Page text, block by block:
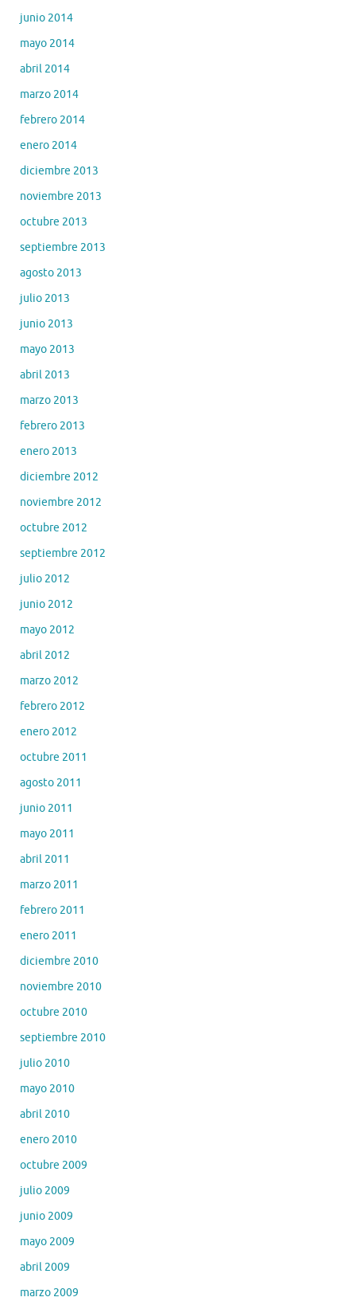
junio 2014
mayo 2014
abril 2014
marzo 2014
febrero 2014
enero 2014
diciembre 2013
noviembre 2013
octubre 2013
septiembre 2013
agosto 2013
julio 2013
junio 2013
mayo 2013
abril 2013
marzo 2013
febrero 2013
enero 2013
diciembre 2012
noviembre 2012
octubre 2012
septiembre 2012
julio 2012
junio 2012
mayo 2012
abril 2012
marzo 2012
febrero 2012
enero 2012
octubre 2011
agosto 2011
junio 2011
mayo 2011
abril 2011
marzo 2011
febrero 2011
enero 2011
diciembre 2010
noviembre 2010
octubre 2010
septiembre 2010
julio 2010
mayo 2010
abril 2010
enero 2010
octubre 2009
julio 2009
junio 2009
mayo 2009
abril 2009
marzo 2009